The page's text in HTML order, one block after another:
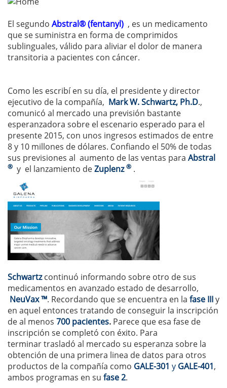
El segundo Abstral® (fentanyl) , es un medicamento
que se suministra en forma de comprimidos
sublinguales, válido para aliviar el dolor de manera
transitoria a pacientes con cáncer.
Como les escribí en su día, el presidente y director
ejecutivo de la compañía, Mark W. Schwartz, Ph.D.,
comunicó al mercado una previsión bastante
esperanzadora sobre el escenario esperado para el
presente 2015, con unos ingresos estimados de entre
8 y 10 millones de dólares. Confiando el 50% de todas
sus previsiones al aumento de las ventas para Abstral
® y el lanzamiento deZuplenz® .
Schwartzcontinuó informando sobre otro de sus
medicamentos en avanzado estado de desarrollo,
NeuVax ™. Recordando que se encuentra en la fase IIIy
en aquel entonces tratando de conseguir la inscripción
de al menos 700 pacientes. Parece que esa fase de
inscripción se completó con éxito. Para
terminartrasladó al mercado su esperanza sobre la
obtención de una primera linea de datos para otros
productos de la compañía como GALE-301 y GALE-401,
ambos programas en su fase 2.